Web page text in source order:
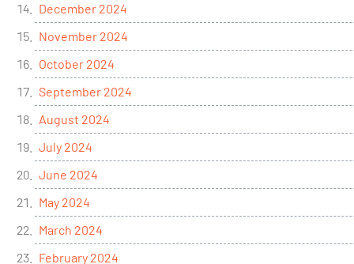
December 2024
November 2024
October 2024
September 2024
August 2024
July 2024
June 2024
May 2024
March 2024
February 2024